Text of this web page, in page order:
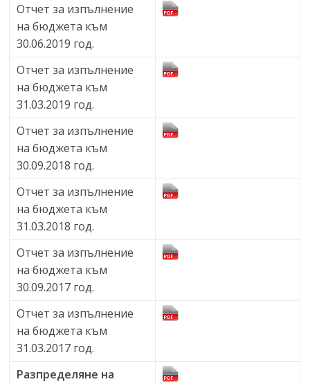
Отчет за изпълнение
на бюджета към
30.06.2019 год.
Отчет за изпълнение
на бюджета към
31.03.2019 год.
Отчет за изпълнение
на бюджета към
30.09.2018 год.
Отчет за изпълнение
на бюджета към
31.03.2018 год.
Отчет за изпълнение
на бюджета към
30.09.2017 год.
Отчет за изпълнение
на бюджета към
31.03.2017 год.
Разпределяне на